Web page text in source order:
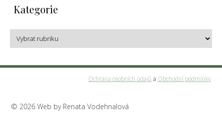
Kategorie
Ochrana osobních údajů a Obchodní podmínky
© 2026 Web by Renata Vodehnalová